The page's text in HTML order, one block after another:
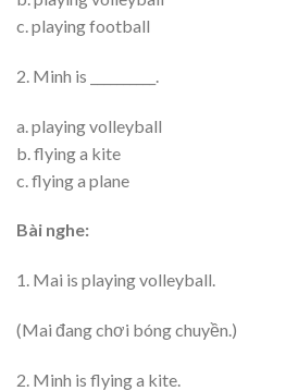
c. playing football
2. Minh is __________.
a. playing volleyball
b. flying a kite
c. flying a plane
Bài nghe:
1. Mai is playing volleyball.
(Mai đang chơi bóng chuyền.)
2. Minh is flying a kite.